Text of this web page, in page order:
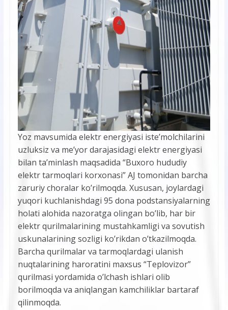
Yoz mavsumida elektr energiyasi iste’molchilarini
uzluksiz va me’yor darajasidagi elektr energiyasi
bilan ta’minlash maqsadida “Buxoro hududiy
elektr tarmoqlari korxonasi” AJ tomonidan barcha
zaruriy choralar ko’rilmoqda. Xususan, joylardagi
yuqori kuchlanishdagi 95 dona podstansiyalarning
holati alohida nazoratga olingan bo’lib, har bir
elektr qurilmalarining mustahkamligi va sovutish
uskunalarining sozligi ko’rikdan o’tkazilmoqda.
Barcha qurilmalar va tarmoqlardagi ulanish
nuqtalarining haroratini maxsus “Teplovizor”
qurilmasi yordamida o’lchash ishlari olib
borilmoqda va aniqlangan kamchiliklar bartaraf
qilinmoqda.